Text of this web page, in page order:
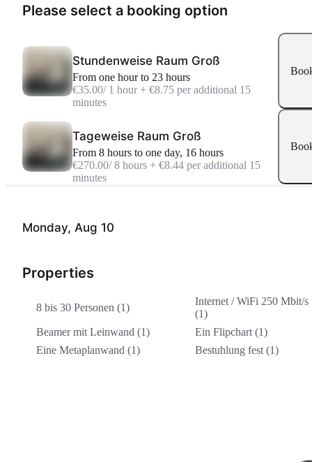
Monday, Aug 10
Properties
8 bis 30 Personen (1)
Internet / WiFi 250 Mbit/s
(1)
Beamer mit Leinwand (1)
Ein Flipchart (1)
Eine Metaplanwand (1)
Bestuhlung fest (1)
Please select a booking option
Stundenweise Raum Groß
From one hour to 23 hours
€35.00/ 1 hour + €8.75 per additional 15
minutes
Tageweise Raum Groß
From 8 hours to one day, 16 hours
€270.00/ 8 hours + €8.44 per additional 15
minutes